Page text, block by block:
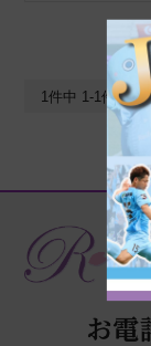
1件中 1-1件表示